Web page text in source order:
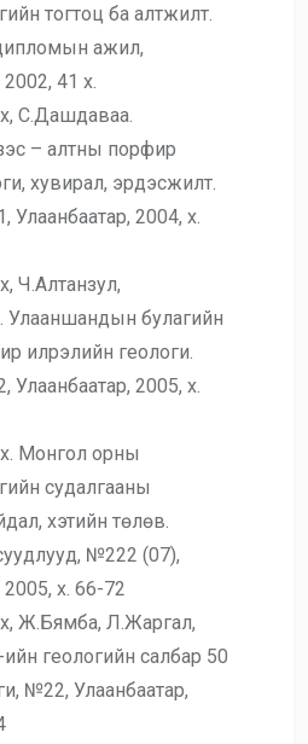
тогтоц ба алтжилт.
ажил,
41 х.
С.Дашдаваа.
– алтны порфир
хувирал, эрдэсжилт.
Улаанбаатар, 2004, х.
Ч.Алтанзул,
Улааншандын булагийн
илрэлийн геологи.
Улаанбаатар, 2005, х.
Монгол орны
судалгааны
хэтийн төлөв.
№222 (07),
2005, х. 66-72
Ж.Бямба, Л.Жаргал,
геологийн салбар 50
№22, Улаанбаатар,